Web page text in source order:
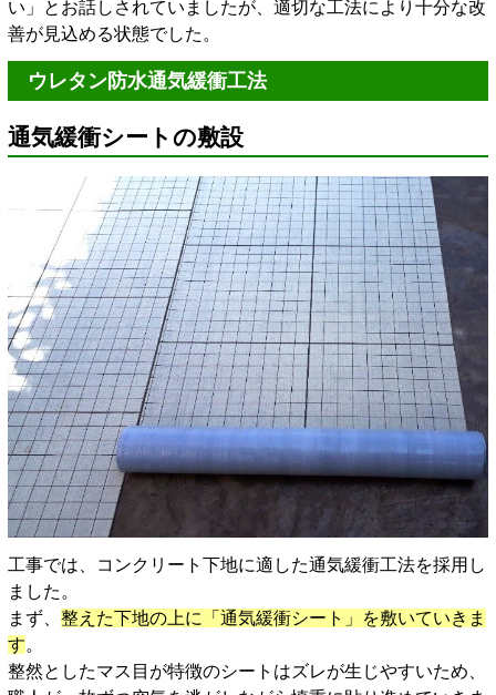
い」とお話しされていましたが、適切な工法により十分な改
善が見込める状態でした。
ウレタン防水通気緩衝工法
通気緩衝シートの敷設
工事では、コンクリート下地に適した通気緩衝工法を採用し
ました。
まず、 整えた下地の上に「通気緩衝シート」を敷いていきま
す。
整然としたマス目が特徴のシートはズレが生じやすいため、